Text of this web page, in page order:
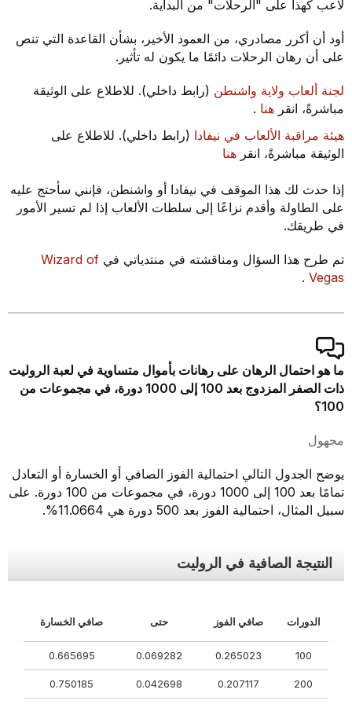
لاعب كهذا على "الرحلات" من البداية.
أود أن أكرر مصادري، من العمود الأخير، بشأن القاعدة التي تنص
على أن رهان الرحلات دائمًا ما يكون له تأثير.
لجنة ألعاب ولاية واشنطن(رابط داخلي). للاطلاع على الوثيقة
مباشرةً، انقر هنا.
هيئة مراقبة الألعاب في نيفادا(رابط داخلي). للاطلاع على
الوثيقة مباشرةً، انقر هنا
إذا حدث لك هذا الموقف في نيفادا أو واشنطن، فإنني سأحتج عليه
على الطاولة وأقدم نزاعًا إلى سلطات الألعاب إذا لم تسير الأمور
في طريقك.
تم طرح هذا السؤال ومناقشته في منتدياتي في Wizard of
Vegas
.
ما هو احتمال الرهان على رهانات بأموال متساوية في لعبة الروليت
ذات الصفر المزدوج بعد 100 إلى 1000 دورة، في مجموعات من
100؟
مجهول
يوضح الجدول التالي احتمالية الفوز الصافي أو الخسارة أو التعادل
تمامًا بعد 100 إلى 1000 دورة، في مجموعات من 100 دورة. على
سبيل المثال، احتمالية الفوز بعد 500 دورة هي 11.0664%.
النتيجة الصافية في الروليت
الدورات صافي الفوز حتى صافي الخسارة
100
0.265023
0.069282
0.665695
200
0.207117
0.042698
0.750185